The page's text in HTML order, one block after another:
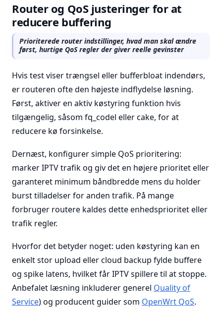
Router og QoS justeringer for at
reducere buffering
Prioriterede router indstillinger, hvad man skal ændre
først, hurtige QoS regler der giver reelle gevinster
Hvis test viser trængsel eller bufferbloat indendørs,
er routeren ofte den højeste indflydelse løsning.
Først, aktiver en aktiv køstyring funktion hvis
tilgængelig, såsom fq_codel eller cake, for at
reducere kø forsinkelse.
Dernæst, konfigurer simple QoS prioritering:
marker IPTV trafik og giv det en højere prioritet eller
garanteret minimum båndbredde mens du holder
burst tilladelser for anden trafik. På mange
forbruger routere kaldes dette enhedsprioritet eller
trafik regler.
Hvorfor det betyder noget: uden køstyring kan en
enkelt stor upload eller cloud backup fylde buffere
og spike latens, hvilket får IPTV spillere til at stoppe.
Anbefalet læsning inkluderer generel Quality of
Service) og producent guider som OpenWrt QoS.